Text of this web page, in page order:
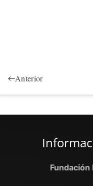
Anterior
Fundación